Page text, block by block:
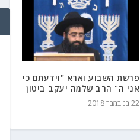
פרשת השבוע וארא "וידעתם כי
אני ה" הרב שלמה יעקב ביטון
22 בנובמבר 2018